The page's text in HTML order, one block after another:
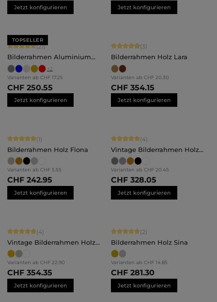
Jetzt konfigurieren Jetzt konfigurieren
TOPSELLER
Durchschnittliche Bewertung von 5 von 5 Sternen
(21)
Bilderrahmen Aluminium
Mika
+2
Varianten ab CHF 17.25
CHF 250.55
Jetzt konfigurieren
Durchschnittliche Bewertung von
(3)
Bilderrahmen Holz Lara
Varianten ab CHF 20.30
CHF 354.15
Jetzt konfigurieren
Durchschnittliche Bewertung von 5 von 5 Sternen
(1)
Bilderrahmen Holz Fiona
Varianten ab CHF 5.55
CHF 242.95
Jetzt konfigurieren
Durchschnittliche Bewertung von 5
(4)
Vintage Bilderrahmen Holz
Isabella
Varianten ab CHF 20.45
CHF 328.05
Jetzt konfigurieren
Durchschnittliche Bewertung von 5 von 5 Sternen
(4)
Vintage Bilderrahmen Holz
Lysann
Varianten ab CHF 22.90
CHF 354.35
Jetzt konfigurieren
Durchschnittliche Bewertung von 5
(2)
Bilderrahmen Holz Sina
Varianten ab CHF 14.85
CHF 281.30
Jetzt konfigurieren